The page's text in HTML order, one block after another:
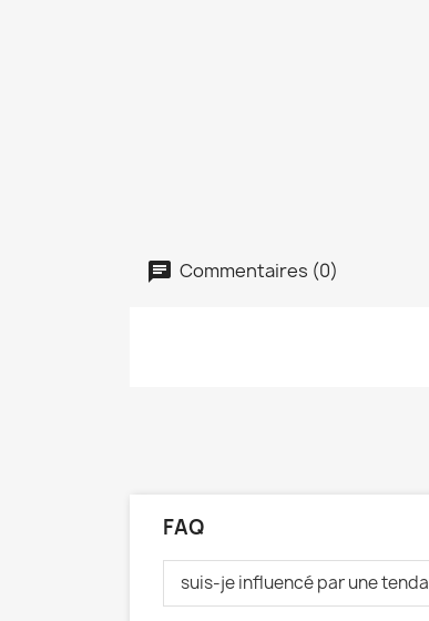
Commentaires (0)
FAQ
suis-je influencé par une